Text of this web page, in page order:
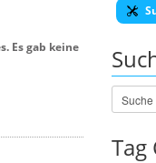
Es gab keine
Tag